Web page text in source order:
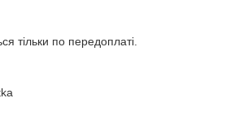
тільки по передоплаті.